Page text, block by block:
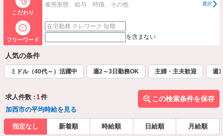
こだわり
雇用形態、給与、特徴、その他 選択
フリーワード を含まない
人気の条件
ミドル（40代～）活躍中 週2～3日勤務OK 主婦・主夫歓迎 週
求人件数 : 1件
加西市の平均時給を見る
この検索条件を保存
指定なし 新着順 時給順 日給順 月給順